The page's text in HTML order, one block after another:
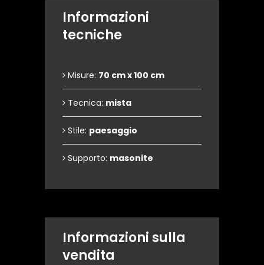
Informazioni
tecniche
Misure: 70 cm x 100 cm
Tecnica: mista
Stile: paesaggio
Supporto: masonite
Informazioni sulla
vendita